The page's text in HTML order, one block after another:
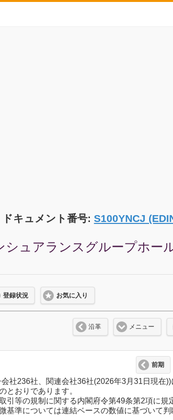
キュメント番号:S100YNCJ
シュアランスグループホー
登録状況 お気に入り
沿革 メニュー
前期
社236社、関連会社36社(2026年3月31日現
とおりであります。
引等の規制に関する内閣府令第49条第2項に
基準については連結ベースの数値に基づいて判